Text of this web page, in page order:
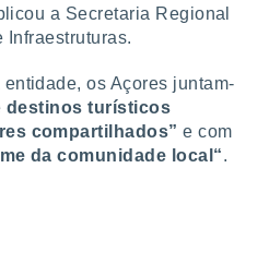
a Secretaria Regional
Infraestruturas.
os Açores juntam-
destinos turísticos
compartilhados”e com
da comunidade local“.